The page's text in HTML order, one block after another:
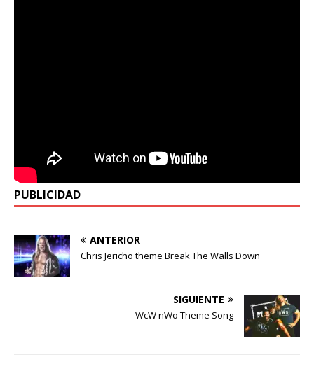
PUBLICIDAD
ANTERIOR
Chris Jericho theme Break The Walls Down
SIGUIENTE
WcW nWo Theme Song